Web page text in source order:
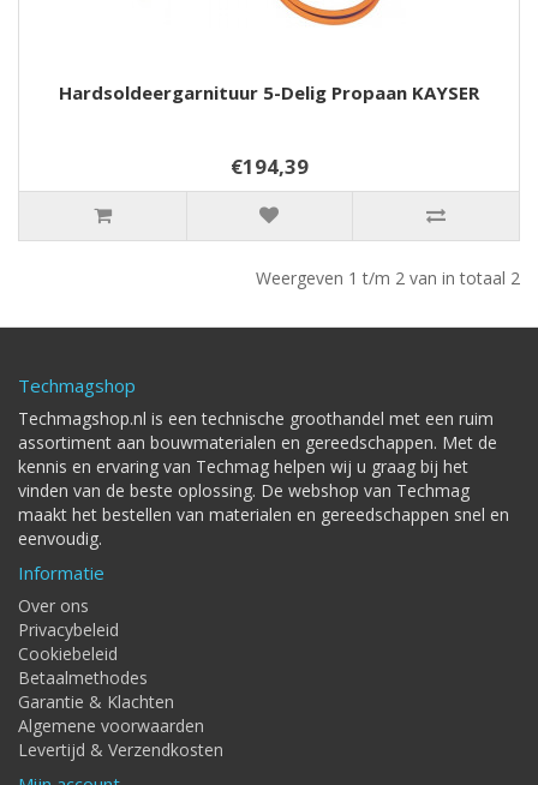
Hardsoldeergarnituur 5-Delig Propaan KAYSER
€194,39
Weergeven 1 t/m 2 van in totaal 2
Techmagshop
Techmagshop.nl is een technische groothandel met een ruim
assortiment aan bouwmaterialen en gereedschappen. Met de
kennis en ervaring van Techmag helpen wij u graag bij het
vinden van de beste oplossing. De webshop van Techmag
maakt het bestellen van materialen en gereedschappen snel en
eenvoudig.
Informatie
Over ons
Privacybeleid
Cookiebeleid
Betaalmethodes
Garantie & Klachten
Algemene voorwaarden
Levertijd & Verzendkosten